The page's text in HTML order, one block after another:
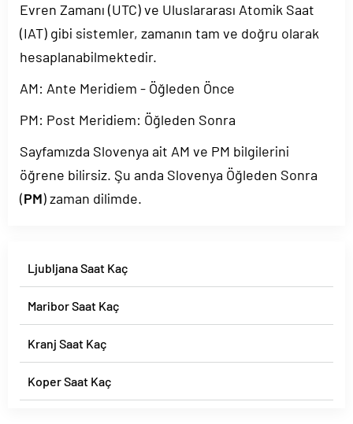
Evren Zamanı (UTC) ve Uluslararası Atomik Saat
(IAT) gibi sistemler, zamanın tam ve doğru olarak
hesaplanabilmektedir.
AM: Ante Meridiem - Öğleden Önce
PM: Post Meridiem: Öğleden Sonra
Sayfamızda Slovenya ait AM ve PM bilgilerini
öğrene bilirsiz. Şu anda Slovenya Öğleden Sonra
(PM) zaman dilimde.
Ljubljana Saat Kaç
Maribor Saat Kaç
Kranj Saat Kaç
Koper Saat Kaç